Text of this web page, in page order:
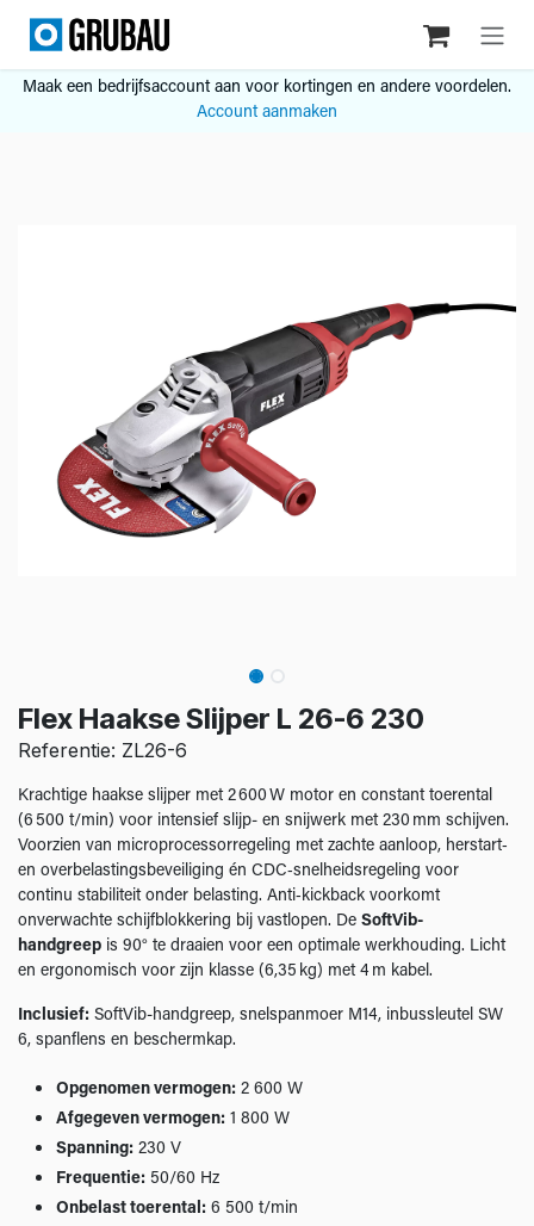
Overslaan naar inhoud
Maak een bedrijfsaccount aan voor kortingen en andere voordelen.
Account aanmaken
Flex Haakse Slijper L 26-6 230
Referentie: ZL26-6
Krachtige haakse slijper met 2 600 W motor en constant toerental
(6 500 t/min) voor intensief slijp- en snijwerk met 230 mm schijven.
Voorzien van microprocessorregeling met zachte aanloop, herstart‑
en overbelastingsbeveiliging én CDC‑snelheidsregeling voor
continu stabiliteit onder belasting. Anti‑kickback voorkomt
onverwachte schijfblokkering bij vastlopen. De SoftVib-
handgreep is 90° te draaien voor een optimale werkhouding. Licht
en ergonomisch voor zijn klasse (6,35 kg) met 4 m kabel.
Inclusief: SoftVib-handgreep, snelspanmoer M14, inbussleutel SW
6, spanflens en beschermkap.
Opgenomen vermogen: 2 600 W
Afgegeven vermogen: 1 800 W
Spanning: 230 V
Frequentie: 50/60 Hz
Onbelast toerental: 6 500 t/min